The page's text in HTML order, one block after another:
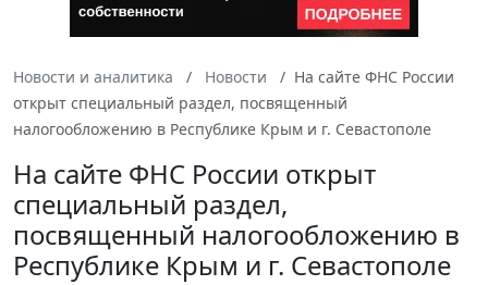
Новости и аналитика Новости
На сайте ФНС России
открыт специальный раздел, посвященный
налогообложению в Республике Крым и г. Севастополе
На сайте ФНС России открыт
специальный раздел,
посвященный налогообложению в
Республике Крым и г. Севастополе